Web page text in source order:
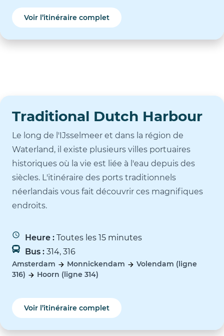
Voir l’itinéraire complet
Traditional Dutch Harbour
Le long de l'IJsselmeer et dans la région de
Waterland, il existe plusieurs villes portuaires
historiques où la vie est liée à l'eau depuis des
siècles. L'itinéraire des ports traditionnels
néerlandais vous fait découvrir ces magnifiques
endroits.
Heure : Toutes les 15 minutes
Bus : 314, 316
Amsterdam Monnickendam
Volendam (ligne
316)
Hoorn (ligne 314)
Voir l’itinéraire complet